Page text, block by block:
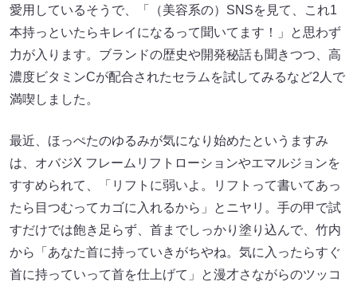
愛用しているそうで、「（美容系の）SNSを見て、これ1
本持っといたらキレイになるって聞いてます！」と思わず
力が入ります。ブランドの歴史や開発秘話も聞きつつ、高
濃度ビタミンCが配合されたセラムを試してみるなど2人で
満喫しました。
最近、ほっぺたのゆるみが気になり始めたというますみ
は、オバジX フレームリフトローションやエマルジョンを
すすめられて、「リフトに弱いよ。リフトって書いてあっ
たら目つむってカゴに入れるから」とニヤリ。手の甲で試
すだけでは飽き足らず、首までしっかり塗り込んで、竹内
から「あなた首に持っていきがちやね。気に入ったらすぐ
首に持っていって首を仕上げて」と漫才さながらのツッコ